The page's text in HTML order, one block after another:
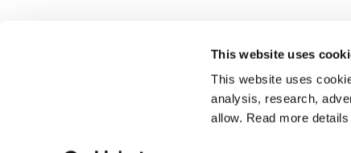
This website uses
This website uses
analysis, research,
allow. Read more